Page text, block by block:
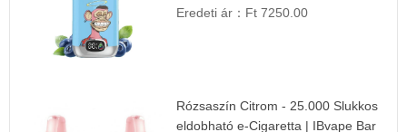
Eredeti ár： Ft 7250.00
Rózsaszín Citrom - 25.000 Slukkos
eldobható e-Cigaretta | IBvape Bar